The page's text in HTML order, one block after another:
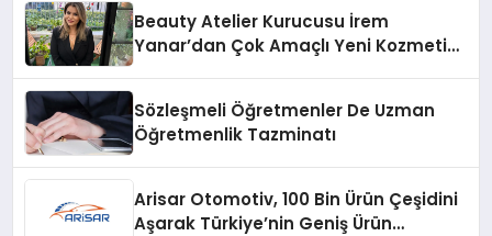
Beauty Atelier Kurucusu İrem
Yanar’dan Çok Amaçlı Yeni Kozmetik
Sözleşmeli Öğretmenler De Uzman
Öğretmenlik Tazminatı
Arisar Otomotiv, 100 Bin Ürün Çeşidini
Aşarak Türkiye’nin Geniş Ürün